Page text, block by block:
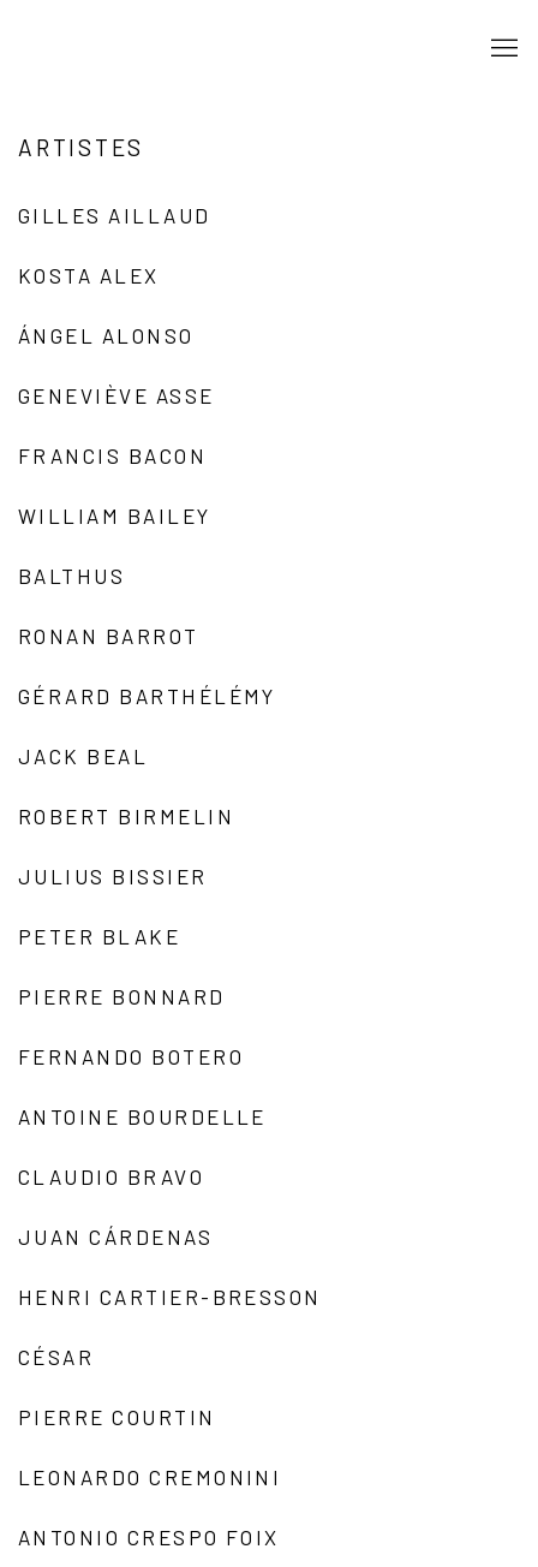
ARTISTES
GILLES AILLAUD
KOSTA ALEX
ÁNGEL ALONSO
GENEVIÈVE ASSE
FRANCIS BACON
WILLIAM BAILEY
BALTHUS
RONAN BARROT
GÉRARD BARTHÉLÉMY
JACK BEAL
ROBERT BIRMELIN
JULIUS BISSIER
PETER BLAKE
PIERRE BONNARD
FERNANDO BOTERO
ANTOINE BOURDELLE
CLAUDIO BRAVO
JUAN CÁRDENAS
HENRI CARTIER-BRESSON
CÉSAR
PIERRE COURTIN
LEONARDO CREMONINI
ANTONIO CRESPO FOIX